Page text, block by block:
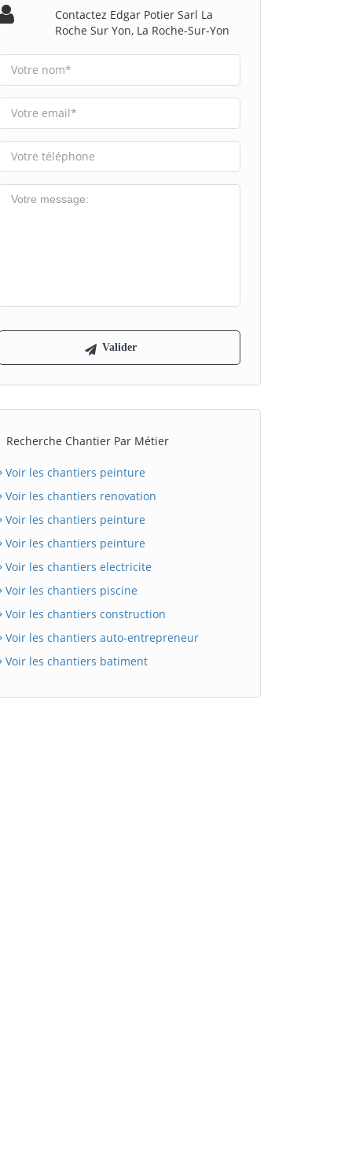
Contactez Edgar Potier Sarl La
Roche Sur Yon, La Roche-Sur-Yon
Recherche Chantier Par Métier
Voir les chantiers peinture
Voir les chantiers renovation
Voir les chantiers peinture
Voir les chantiers peinture
Voir les chantiers electricite
Voir les chantiers piscine
Voir les chantiers construction
Voir les chantiers auto-entrepreneur
Voir les chantiers batiment